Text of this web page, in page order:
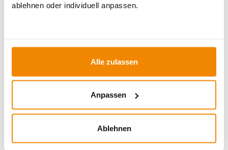
ablehnen oder individuell anpassen.
Alle zulassen
Anpassen
Ablehnen
Das Wasser verdampft schlagartig im über 1.000
°C heißen Schornstein. Die Dampfausdehnung
Löschen ist Sache der Feuerwehr.